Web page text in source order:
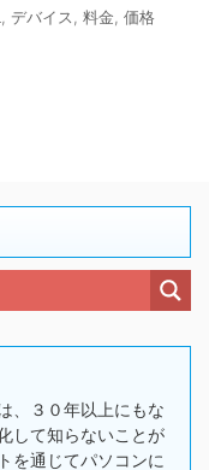
デバイス 料金 価格
、３０年以上にもな
して知らないことが
を通じてパソコンに